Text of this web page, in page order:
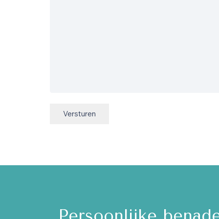
Versturen